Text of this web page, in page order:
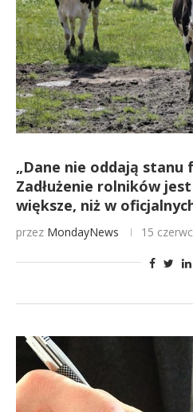
„Dane nie oddają stanu
Zadłużenie rolników
większe, niż w
przez MondayNews 15